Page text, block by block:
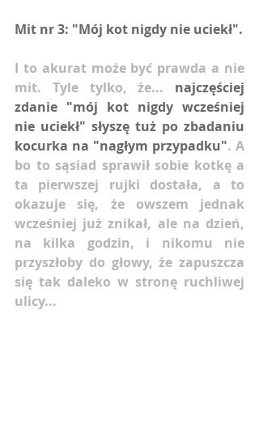
Mit nr 3: "Mój kot nigdy nie uciekł".
I to akurat może być prawda a nie
mit. Tyle tylko, że... najczęściej
zdanie "mój kot nigdy wcześniej
nie uciekł" słyszę tuż po zbadaniu
kocurka na "nagłym przypadku". A
bo to sąsiad sprawił sobie kotkę a
ta pierwszej rujki dostała, a to
okazuje się, że owszem jednak
wcześniej już znikał, ale na dzień,
na kilka godzin, i nikomu nie
przyszłoby do głowy, że zapuszcza
się tak daleko w stronę ruchliwej
ulicy...